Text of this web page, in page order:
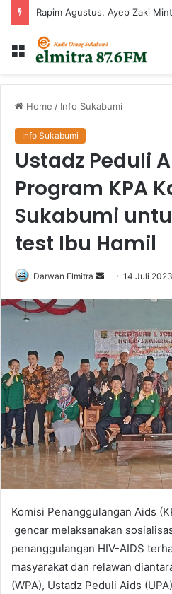
Menu
Home / Info Sukabumi
Info Sukabumi
Ustadz Peduli
Program KPA
Sukabumi
test Ibu Hamil
Darwan Elmitra
Send14 Juli 2023
Komisi Penanggulangan Aids
gencar melaksanakan
penanggulangan HIV-AIDS
masyarakat dan relawan
(WPA), Ustadz Peduli Aids